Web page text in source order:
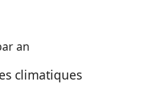
an
climatiques